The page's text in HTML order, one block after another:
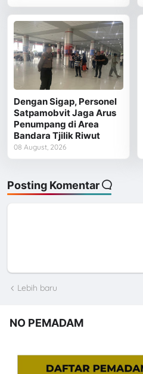
Dengan Sigap, Personel
Satpamobvit Jaga Arus
Penumpang di Area
Bandara Tjilik Riwut
08 August, 2026
Posting Komentar
Lebih baru
NO PEMADAM